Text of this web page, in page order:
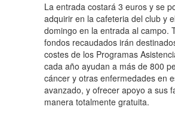
La entrada costará 3 euros y se
adquirir en la cafeteria del club y
domingo en la entrada al campo.
fondos recaudados irán
costes de los Programas
cada año ayudan a más de 800
cáncer y otras enfermedades en
avanzado, y ofrecer apoyo a sus
manera totalmente gratuita.